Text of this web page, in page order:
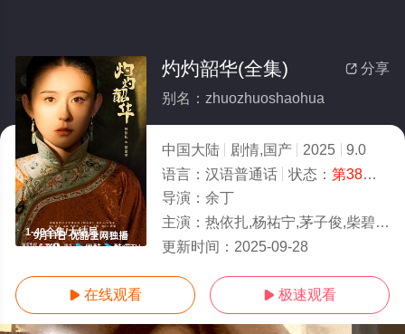
1-40全集/大结局
 分享
灼灼韶华(全集)
别名：zhuozhuoshaohua
中国大陆 剧情,国产 2025
9.0
语言： 汉语普通话 状态： 第38集
导演： 余丁
主演： 热依扎,杨祐宁,茅子俊,柴碧云,唐曾,宣言,章珈悦,涂松岩,邵峰,车永莉,巩峥,丁勇岱,李勤勤,翟小兴,张亮,林鹏,赵燕国彰,
更新时间： 2025-09-28
 在线观看  极速观看